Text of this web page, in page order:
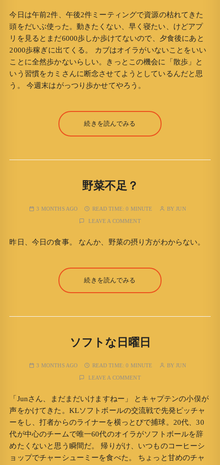
今日は午前2件、午後2件ミーティングで資源の枯れてきた
頭をだいぶ使った。動きたくない、早く寝たい、けどアプ
リを見るとまだ6000歩しか歩けてないので、夕食後にあと
2000歩稼ぎに出てくる。 カブはオイラがいないことをいい
ことに全然歩かないらしい。きっとこの機会に「散歩」と
いう習慣をカミさんに断念させてようとしているんだと思
う。 今週末はがっつり歩かせてやろう。
続きを読んでみる
野菜不足？
3 MONTHS AGO READ TIME:0 MINUTE BYJUN
LEAVE A COMMENT
昨日、今日の食事。 なんか、野菜の摂り方がわからない。
続きを読んでみる
ソフトな日曜日
3 MONTHS AGO READ TIME:0 MINUTE BYJUN
LEAVE A COMMENT
「Junさん、まだまだいけますねー」 とキャプテンの小俣が
声をかけてきた。KLソフトボールの交流戦で先発ピッチャ
ーをし、打者からのライナーを横っとびで捕球。20代、30
代が中心のチームで唯一60代のオイラがソフトボールを辞
めたくないと思う瞬間だ。 帰りがけ、いつものコーヒーシ
ョップでチャーシューミーを食べた。 ちょっと甘めのチャ